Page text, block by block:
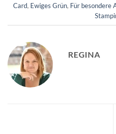
Card, Ewiges Grün, Für besondere
REGINA